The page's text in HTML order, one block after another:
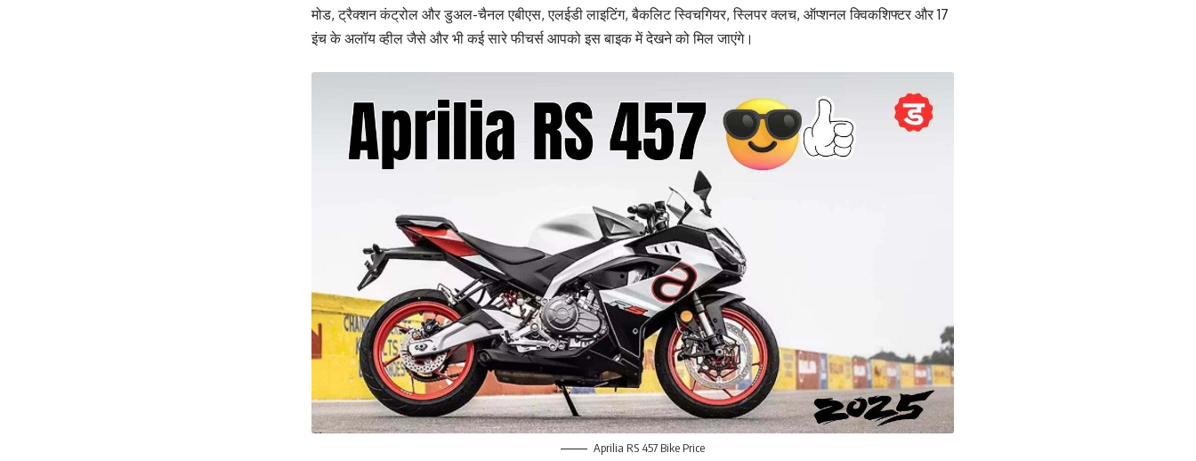
मोड, ट्रैक्शन कंट्रोल और डुअल-चैनल एबीएस, एलईडी लाइटिंग, बैकलिट स्विचगियर, स्लिपर क्लच, ऑप्शनल क्विकशिफ्टर और 17
इंच के अलॉय व्हील जैसे और भी कई सारे फीचर्स आपको इस बाइक में देखने को मिल जाएंगे।
Aprilia RS 457 Bike Price